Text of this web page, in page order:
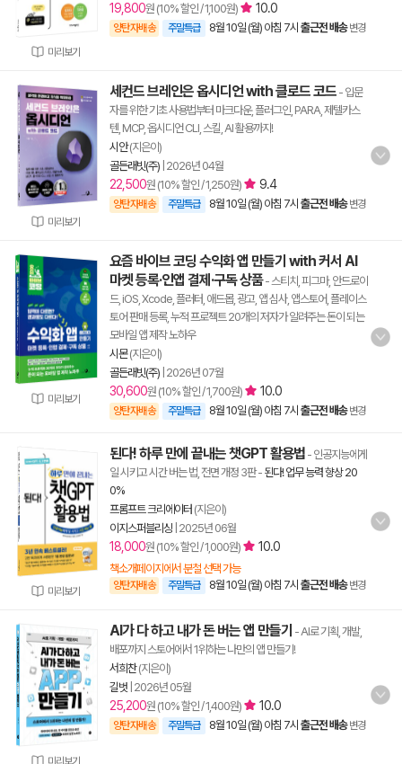
미리보기
19,800원 (10% 할인 / 1,100원) 10.0
양탄자배송 주말특급 8월 10일 (월) 아침 7시 출근전 배송 변경
미리보기
세컨드 브레인은 옵시디언 with 클로드 코드 - 입문
자를 위한 기초 사용법부터 마크다운, 플러그인, PARA, 제텔카스
텐, MCP, 옵시디언 CLI, 스킬, AI 활용까지!
시안(지은이)
골든래빗(주) 2026년 04월
22,500원 (10% 할인 / 1,250원) 9.4
양탄자배송 주말특급 8월 10일 (월) 아침 7시 출근전 배송 변경
미리보기
요즘 바이브 코딩 수익화 앱 만들기 with 커서 AI
마켓 등록·인앱 결제·구독 상품- 스티치, 피그마, 안드로이
드, iOS, Xcode, 플러터, 애드몹, 광고, 앱 심사, 앱스토어, 플레이스
토어 판매 등록, 누적 프로젝트 20개의 저자가 알려주는 돈이 되는
모바일 앱 제작 노하우
시몬(지은이)
골든래빗(주) 2026년 07월
30,600원 (10% 할인 / 1,700원) 10.0
양탄자배송 주말특급 8월 10일 (월) 아침 7시 출근전 배송 변경
미리보기
된다! 하루 만에 끝내는 챗GPT 활용법 - 인공지능에게
일 시키고 시간 버는 법, 전면 개정 3판- 된다! 업무 능력 향상 20
0%
프롬프트 크리에이터 (지은이)
이지스퍼블리싱 2025년 06월
18,000원 (10% 할인 / 1,000원) 10.0
책소개페이지에서 분철 선택 가능
양탄자배송 주말특급 8월 10일 (월) 아침 7시 출근전 배송 변경
미리보기
AI가 다 하고 내가 돈 버는 앱 만들기 - AI로 기획, 개발,
배포까지 스토어에서 1위하는 나만의 앱 만들기!
서희찬(지은이)
길벗 2026년 05월
25,200원 (10% 할인 / 1,400원) 10.0
양탄자배송 주말특급 8월 10일 (월) 아침 7시 출근전 배송 변경